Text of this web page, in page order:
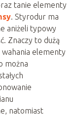
tanie elementy
. Styrodur ma
aniżeli typowy
Znaczy to dużą
elementy
można
natomiast